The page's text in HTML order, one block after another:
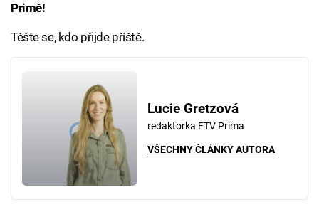
Primě!
Těšte se, kdo přijde příště.
Lucie Gretzová
redaktorka FTV Prima
VŠECHNY ČLÁNKY AUTORA